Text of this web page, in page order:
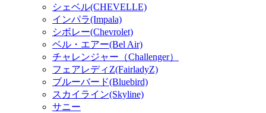
シェベル(CHEVELLE)
インパラ(Impala)
シボレー(Chevrolet)
ベル・エアー(Bel Air)
チャレンジャー（Challenger）
フェアレディZ(FairladyZ)
ブルーバード(Bluebird)
スカイライン(Skyline)
サニー